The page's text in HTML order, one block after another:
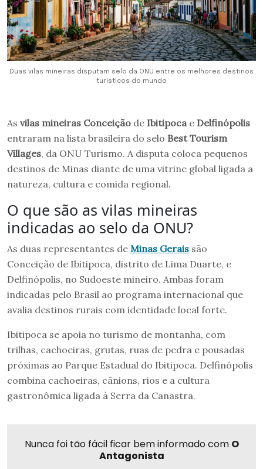
Duas vilas mineiras disputam selo da ONU entre os melhores destinos
turísticos do mundo
As vilas mineiras Conceição de Ibitipoca e Delfinópolis
entraram na lista brasileira do selo Best Tourism
Villages, da ONU Turismo. A disputa coloca pequenos
destinos de Minas diante de uma vitrine global ligada a
natureza, cultura e comida regional.
O que são as vilas mineiras
indicadas ao selo da ONU?
As duas representantes de Minas Gerais são
Conceição de Ibitipoca, distrito de Lima Duarte, e
Delfinópolis, no Sudoeste mineiro. Ambas foram
indicadas pelo Brasil ao programa internacional que
avalia destinos rurais com identidade local forte.
Ibitipoca se apoia no turismo de montanha, com
trilhas, cachoeiras, grutas, ruas de pedra e pousadas
próximas ao Parque Estadual do Ibitipoca. Delfinópolis
combina cachoeiras, cânions, rios e a cultura
gastronômica ligada à Serra da Canastra.
Nunca foi tão fácil ficar bem informado com O
Antagonista